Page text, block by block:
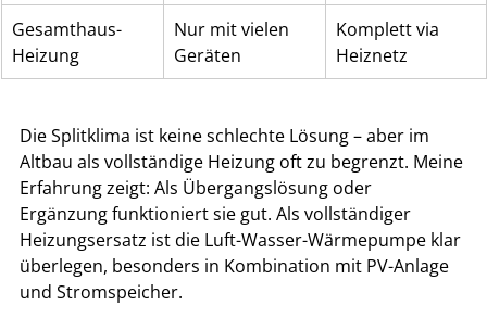
Gesamthaus-
Heizung
Nur mit vielen
Geräten
Komplett via
Heiznetz
Die Splitklima ist keine schlechte Lösung – aber im
Altbau als vollständige Heizung oft zu begrenzt. Meine
Erfahrung zeigt: Als Übergangslösung oder
Ergänzung funktioniert sie gut. Als vollständiger
Heizungsersatz ist die Luft-Wasser-Wärmepumpe klar
überlegen, besonders in Kombination mit PV-Anlage
und Stromspeicher.